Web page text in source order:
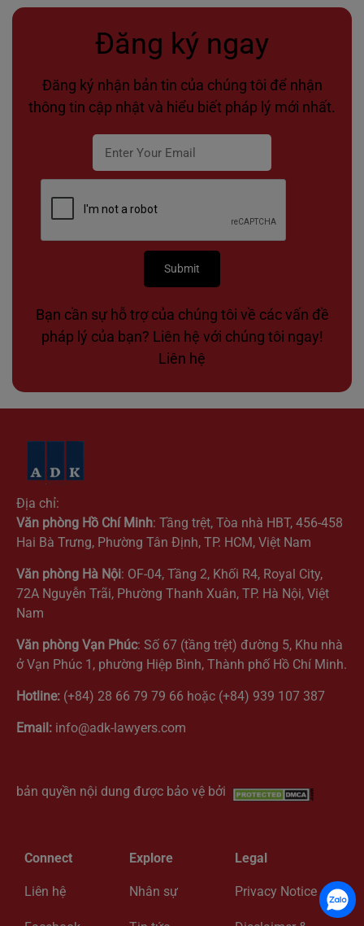
Đăng ký ngay
Đăng ký nhận bản tin của chúng tôi để nhận
thông tin cập nhật và hiểu biết pháp lý mới nhất.
Bạn cần sự hỗ trợ của chúng tôi về các vấn đề
pháp lý của bạn? Liên hệ với chúng tôi ngay!
Liên hệ
Địa chỉ:
Văn phòng Hồ Chí Minh: Tầng trệt, Tòa nhà HBT, 456-458
Hai Bà Trưng, Phường Tân Định, TP. HCM, Việt Nam
Văn phòng Hà Nội: OF-04, Tầng 2, Khối R4, Royal City,
72A Nguyễn Trãi, Phường Thanh Xuân, TP. Hà Nội, Việt
Nam
Văn phòng Vạn Phúc: Số 67 (tầng trệt) đường 5, Khu nhà
ở Vạn Phúc 1, phường Hiệp Bình, Thành phố Hồ Chí Minh.
Hotline: (+84) 28 66 79 79 66 hoặc (+84) 939 107 387
Email: info@adk-lawyers.com
bản quyền nội dung được bảo vệ bởi
Connect
Liên hệ
Explore
Nhân sự
Legal
Privacy Notice